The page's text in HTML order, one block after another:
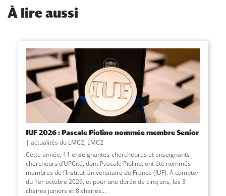
À lire aussi
IUF 2026 : Pascale Piolino nommée membre Senior
actualités du LMC2, LMC2
Cette année, 11 enseignantes-chercheures et enseignants-
chercheurs d’UPCité, dont Pascale Piolino, ont été nommés
membres de l’Institut Universitaire de France (IUF). À compter
du 1er octobre 2026, et pour une durée de cinq ans, les 3
chaires juniors et 8 chaires...